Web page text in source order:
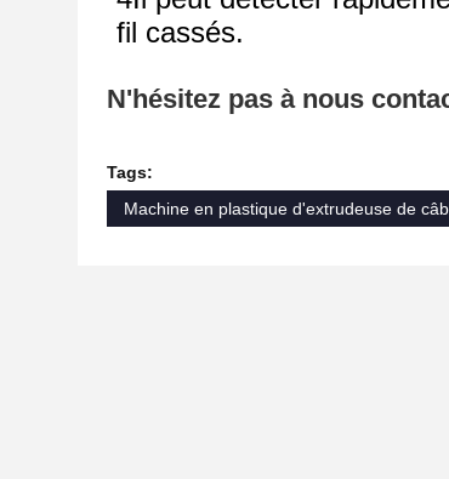
fil cassés.
N'hésitez pas à nous
Tags:
Machine en plastique d'extrudeuse de